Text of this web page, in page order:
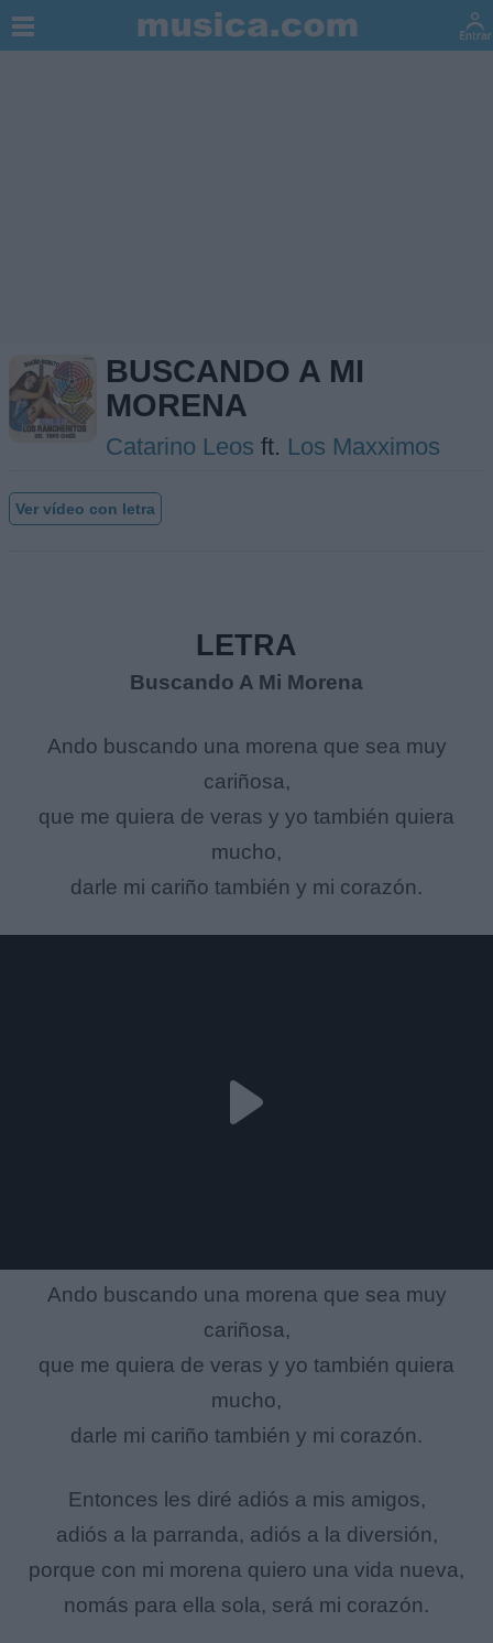
BUSCANDO A MI
MORENA
Catarino Leos ft. Los Maxximos
Ver vídeo con letra
LETRA
Buscando A Mi Morena
Ando buscando una morena que sea muy
cariñosa,
que me quiera de veras y yo también quiera
mucho,
darle mi cariño también y mi corazón.
Ando buscando una morena que sea muy
cariñosa,
que me quiera de veras y yo también quiera
mucho,
darle mi cariño también y mi corazón.
Entonces les diré adiós a mis amigos,
adiós a la parranda, adiós a la diversión,
porque con mi morena quiero una vida nueva,
nomás para ella sola, será mi corazón.